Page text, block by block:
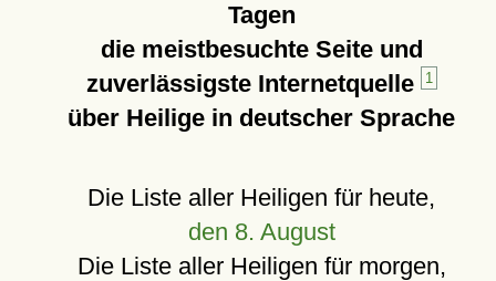
Tagen
die meistbesuchte Seite und
zuverlässigste Internetquelle
1
über Heilige in deutscher Sprache
Die Liste aller Heiligen für heute,
den 8. August
Die Liste aller Heiligen für morgen,